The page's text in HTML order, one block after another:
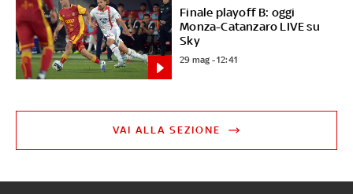
Finale playoff B: oggi
Monza-Catanzaro LIVE su
Sky
29 mag - 12:41
VAI ALLA SEZIONE